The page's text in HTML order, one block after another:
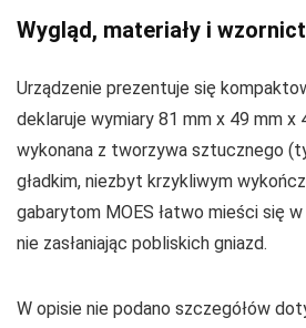
Wygląd, materiały i
Urządzenie prezentuje się
deklaruje wymiary 81 mm x 49 mm x
wykonana z tworzywa sztucznego
gładkim, niezbyt krzykliwym
gabarytom MOES łatwo mieści się
nie zasłaniając pobliskich gniazd.
W opisie nie podano szczegółów